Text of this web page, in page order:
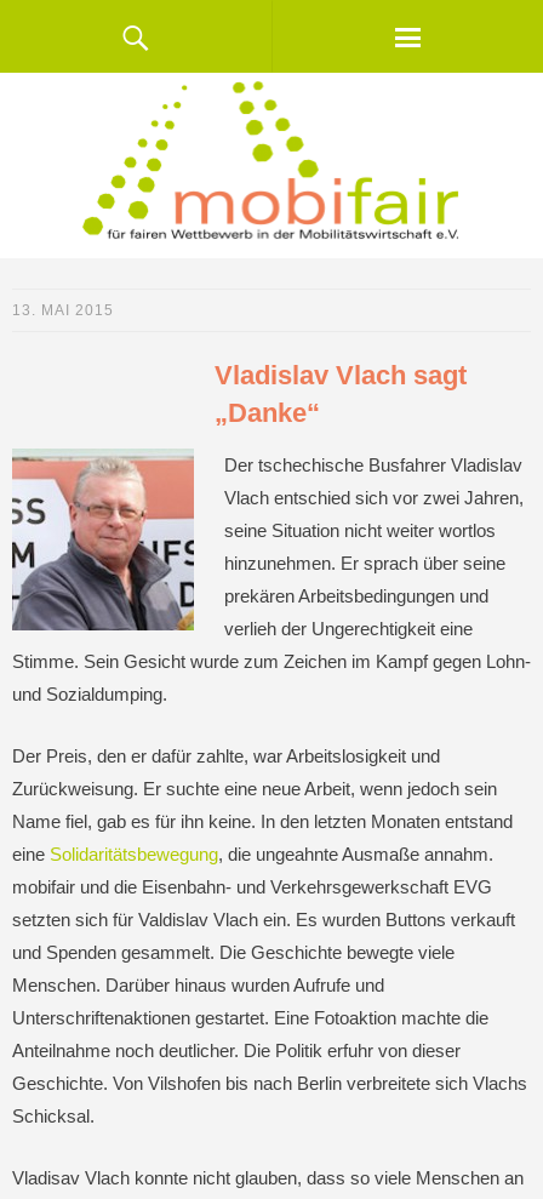
13. MAI 2015
Vladislav Vlach sagt
„Danke“
Der tschechische Busfahrer Vladislav
Vlach entschied sich vor zwei Jahren,
seine Situation nicht weiter wortlos
hinzunehmen. Er sprach über seine
prekären Arbeitsbedingungen und
verlieh der Ungerechtigkeit eine
Stimme. Sein Gesicht wurde zum Zeichen im Kampf gegen Lohn-
und Sozialdumping.
Der Preis, den er dafür zahlte, war Arbeitslosigkeit und
Zurückweisung. Er suchte eine neue Arbeit, wenn jedoch sein
Name fiel, gab es für ihn keine. In den letzten Monaten entstand
eine Solidaritätsbewegung, die ungeahnte Ausmaße annahm.
mobifair und die Eisenbahn- und Verkehrsgewerkschaft EVG
setzten sich für Valdislav Vlach ein. Es wurden Buttons verkauft
und Spenden gesammelt. Die Geschichte bewegte viele
Menschen. Darüber hinaus wurden Aufrufe und
Unterschriftenaktionen gestartet. Eine Fotoaktion machte die
Anteilnahme noch deutlicher. Die Politik erfuhr von dieser
Geschichte. Von Vilshofen bis nach Berlin verbreitete sich Vlachs
Schicksal.
Vladisav Vlach konnte nicht glauben, dass so viele Menschen an